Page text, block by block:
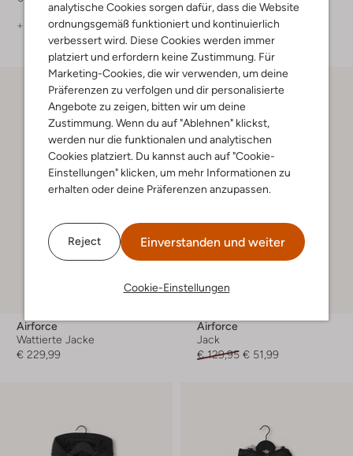
analytische Cookies sorgen dafür, dass die Website
ordnungsgemäß funktioniert und kontinuierlich
verbessert wird. Diese Cookies werden immer
platziert und erfordern keine Zustimmung. Für
Marketing-Cookies, die wir verwenden, um deine
Präferenzen zu verfolgen und dir personalisierte
Angebote zu zeigen, bitten wir um deine
Zustimmung. Wenn du auf "Ablehnen" klickst,
werden nur die funktionalen und analytischen
Cookies platziert. Du kannst auch auf "Cookie-
Einstellungen" klicken, um mehr Informationen zu
erhalten oder deine Präferenzen anzupassen.
Reject Einverstanden und weiter
Cookie-Einstellungen
+ mehr farben
Airforce
Wattierte Jacke
€ 229,99
Letzter Artikel
Airforce
Jack
€ 129,95 € 51,99